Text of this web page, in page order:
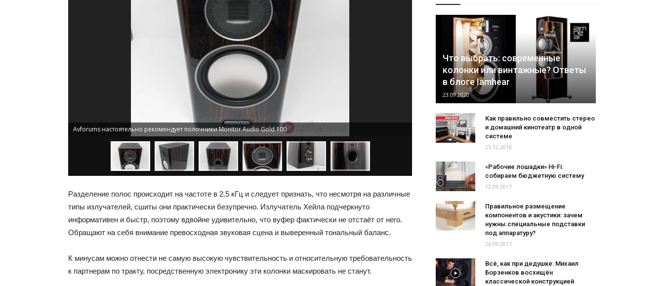
Avforums настоятельно рекомендует полочники Monitor Audio Gold 100
Разделение полос происходит на частоте в 2.5 кГц и следует признать, что несмотря на различные
типы излучателей, сшиты они практически безупречно. Излучатель Хейла подчеркнуто
информативен и быстр, поэтому вдвойне удивительно, что вуфер фактически не отстаёт от него.
Обращают на себя внимание превосходная звуковая сцена и выверенный тональный баланс.
К минусам можно отнести не самую высокую чувствительность и относительную требовательность
к партнерам по тракту, посредственную электронику эти колонки маскировать не станут.
Что выбрать: современные
колонки или винтажные? Ответы
в блоге Iamhear
23.09.2020
Как правильно совместить стерео
и домашний кинотеатр в одной
системе
25.12.2018
«Рабочие лошадки» Hi-Fi:
собираем бюджетную систему
12.09.2017
Правильное размещение
компонентов и акустики: зачем
нужны специальные подставки
под аппаратуру?
26.09.2017
Всё, как при дедушке: Михаил
Борзенков восхищён
классической конструкцией